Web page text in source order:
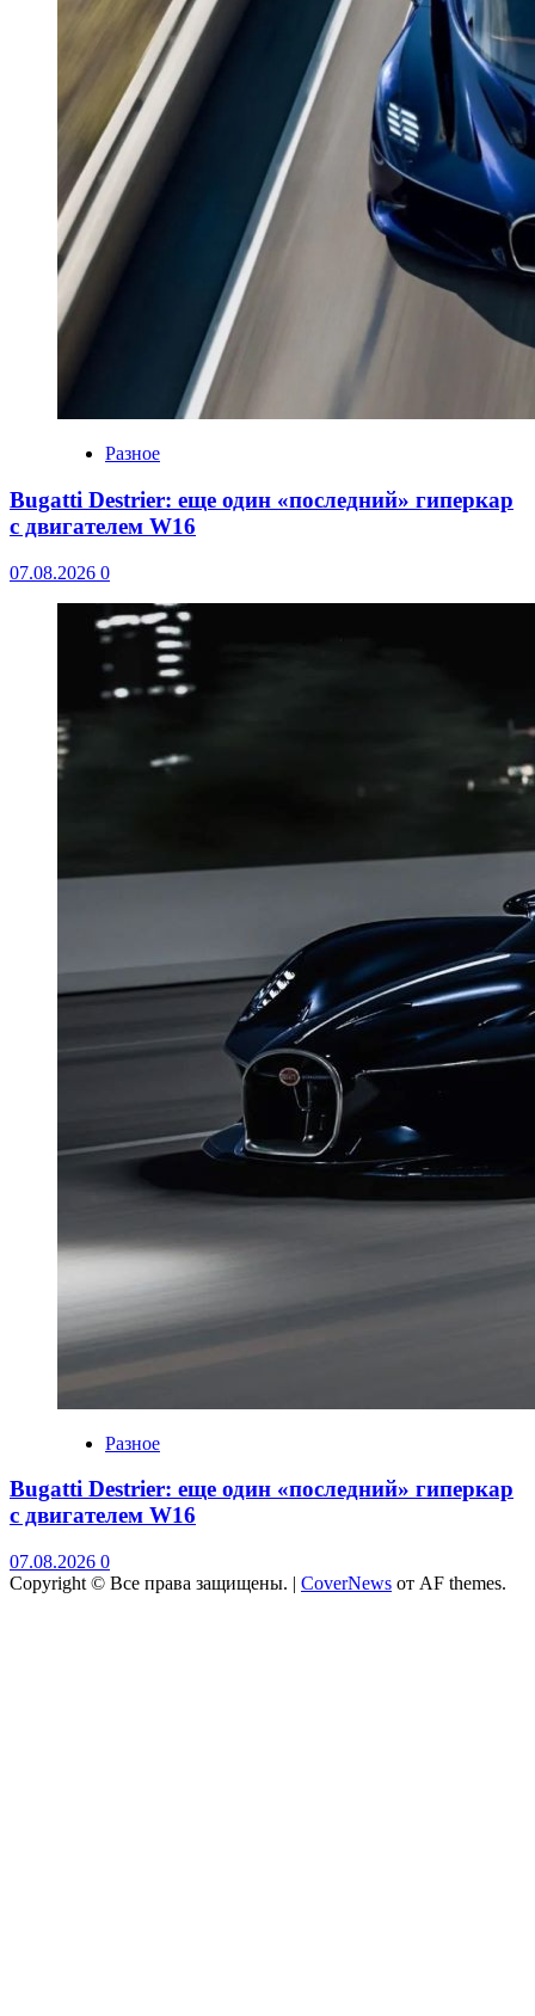
Разное
Bugatti Destrier: еще один «последний» гиперкар
с двигателем W16
07.08.2026 0
Разное
Bugatti Destrier: еще один «последний» гиперкар
с двигателем W16
07.08.2026 0
Copyright © Все права защищены. | CoverNews от AF themes.